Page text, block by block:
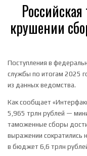
крушении
Поступления в
службы по итогам 2025
из данных ведомства.
Как сообщает
5,965 трлн рублей —
таможенные сборы
выражении сократились
в бюджет 6,6 трлн